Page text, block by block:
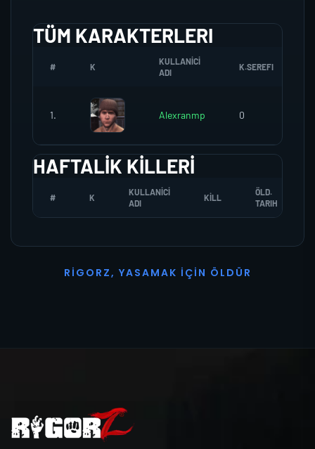
TÜM KARAKTERLERI
# K
KULLANICI
ADI
K.SEREFI
1. Alexranmp 0
HAFTALIK KILLERI
# K
KULLANICI
ADI
KILL
ÖLD.
TARIH
R I G O R Z, YASAMAK İ ÇI N Ö L D Ü R